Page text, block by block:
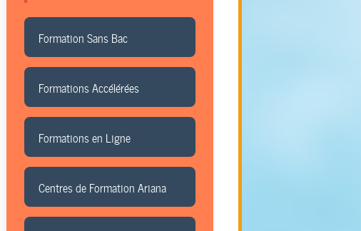
Formation Sans Bac
Formations Accélérées
Formations en Ligne
Centres de Formation Ariana